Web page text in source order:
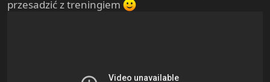
przesadzić z treningiem